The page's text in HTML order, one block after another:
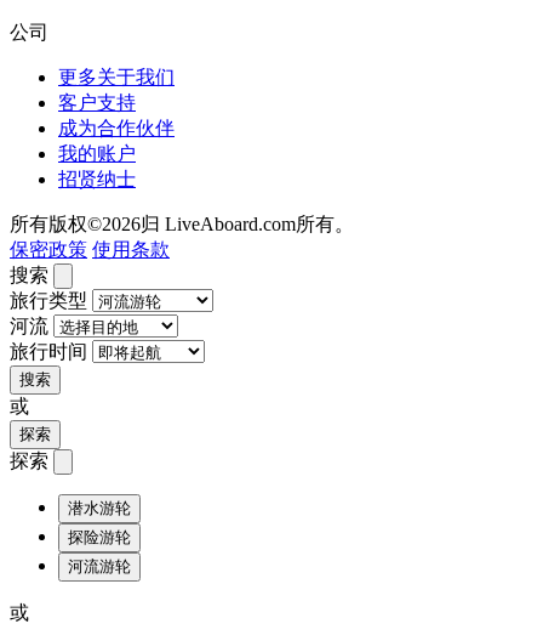
公司
更多关于我们
客户支持
成为合作伙伴
我的账户
招贤纳士
所有版权©2026归 LiveAboard.com所有。
保密政策 使用条款
搜索
旅行类型
河流
旅行时间
搜索
或
探索
探索
潜水游轮
探险游轮
河流游轮
或